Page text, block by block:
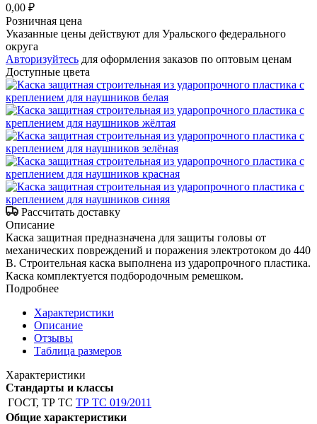
0,00 ₽
Розничная цена
Указанные цены действуют для Уральского федерального
округа
Авторизуйтесь для оформления заказов по оптовым ценам
Доступные цвета
Рассчитать доставку
Описание
Каска защитная предназначена для защиты головы от
механических повреждений и поражения электротоком до 440
В. Строительная каска выполнена из ударопрочного пластика.
Каска комплектуется подбородочным ремешком.
Подробнее
Характеристики
Описание
Отзывы
Таблица размеров
Характеристики
Стандарты и классы
ГОСТ, ТР ТС ТР ТС 019/2011
Общие характеристики